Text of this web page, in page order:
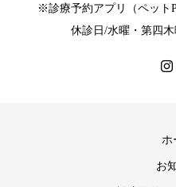
※診療予約アプリ（ペット
休診日/水曜・第四
ホ
お